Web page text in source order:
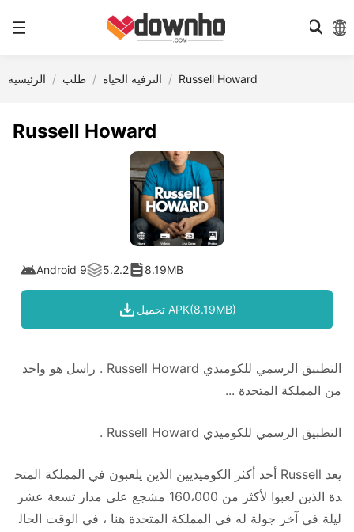
الرئيسية طلب الترفيه الحياة Russell Howard
Russell Howard
Android 9 5.2.2 8.19MB
تحميل APK(8.19MB)
التطبيق الرسمي للكوميدي Russell Howard . راسل هو واحد
من المملكة المتحدة ...
التطبيق الرسمي للكوميدي Russell Howard .
يعد Russell أحد أكثر الكوميديين الذين يلعبون في المملكة المتح
دة الذين لعبوا لأكثر من 160،000 مشجع على مدار تسعة عشر
ليلة في آخر جولة له في المملكة المتحدة هنا ، في الوقت الحال